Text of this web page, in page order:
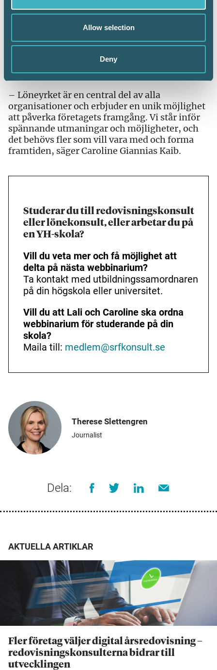
Allow selection
Deny
rådgivning och strategiskt arbete. Konsulterna
blir allt viktigare som rådgivare för företag.
När automatiseringen tar över mer av det
rutinmässiga arbetet, ökar behovet av djupare
nyckelroll för företagens framgång, både nu
och i framtiden, säger Lali Fjellström.
– Löneyrket är en central del av alla
organisationer och erbjuder en unik möjlighet
att påverka företagets framgång. Vi står inför
spännande utmaningar och möjligheter, och
det behövs fler som vill vara med och forma
framtiden, säger Caroline Giannias Kaib.
Studerar du till redovisningskonsult
eller lönekonsult, eller arbetar du på
en YH-skola?
Vill du veta mer och få möjlighet att
delta på nästa webbinarium?
Ta kontakt med utbildningssamordnaren
på din högskola eller universitet.
Vill du att Lali och Caroline ska ordna
webbinarium för studerande på din
skola?
Maila till: medlem@srfkonsult.se
Therese Slettengren
Journalist
Dela:
AKTUELLA ARTIKLAR
Fler företag väljer digital årsredovisning –
redovisningskonsulterna bidrar till
utvecklingen